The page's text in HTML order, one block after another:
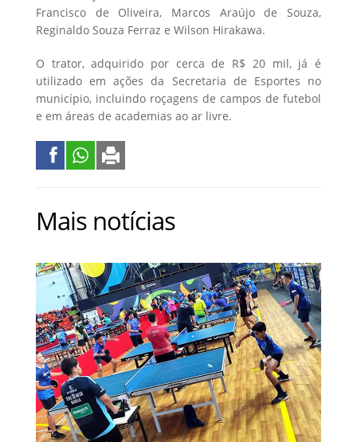
Francisco de Oliveira, Marcos Araújo de Souza,
Reginaldo Souza Ferraz e Wilson Hirakawa.
O trator, adquirido por cerca de R$ 20 mil, já é
utilizado em ações da Secretaria de Esportes no
município, incluindo roçagens de campos de futebol
e em áreas de academias ao ar livre.
Mais notícias